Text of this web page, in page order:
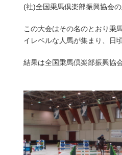
(社)全国乗馬倶楽部振興協会
この大会はその名のとおり乗
イレベルな人馬が集まり、日
結果は全国乗馬倶楽部振興協